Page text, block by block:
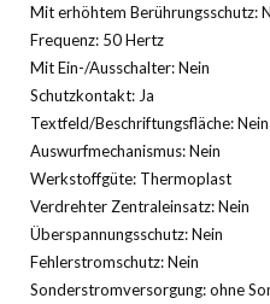
Mit erhöhtem Berührungsschutz:
Frequenz: 50 Hertz
Mit Ein-/Ausschalter: Nein
Schutzkontakt: Ja
Textfeld/Beschriftungsfläche: Nein
Auswurfmechanismus: Nein
Werkstoffgüte: Thermoplast
Verdrehter Zentraleinsatz: Nein
Überspannungsschutz: Nein
Fehlerstromschutz: Nein
Sonderstromversorgung: ohne